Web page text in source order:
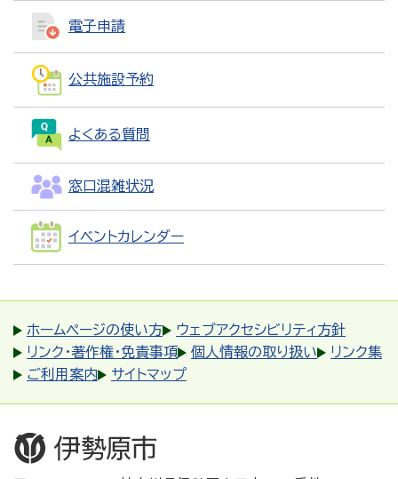
電子申請
公共施設予約
よくある質問
窓口混雑状況
イベントカレンダー
ホームページの使い方
ウェブアクセシビリティ方針
リンク・著作権・免責事項
個人情報の取り扱い
リンク集
ご利用案内
サイトマップ